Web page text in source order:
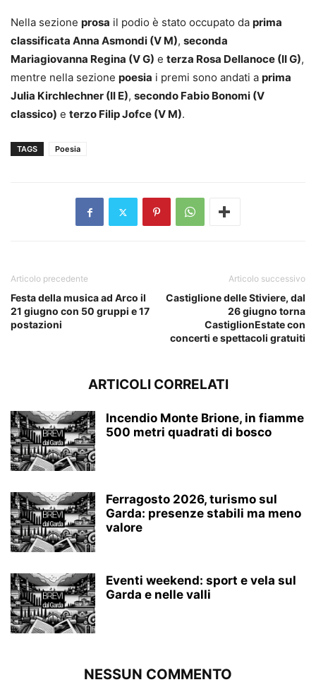
Nella sezione prosa il podio è stato occupato da prima
classificata Anna Asmondi (V M), seconda
Mariagiovanna Regina (V G) e terza Rosa Dellanoce (II G),
mentre nella sezione poesia i premi sono andati a prima
Julia Kirchlechner (II E), secondo Fabio Bonomi (V
classico) e terzo Filip Jofce (V M).
TAGS Poesia
Articolo precedente
Festa della musica ad Arco il
21 giugno con 50 gruppi e 17
postazioni
Articolo successivo
Castiglione delle Stiviere, dal
26 giugno torna
CastiglionEstate con
concerti e spettacoli gratuiti
ARTICOLI CORRELATI
Incendio Monte Brione, in fiamme
500 metri quadrati di bosco
Ferragosto 2026, turismo sul
Garda: presenze stabili ma meno
valore
Eventi weekend: sport e vela sul
Garda e nelle valli
NESSUN COMMENTO